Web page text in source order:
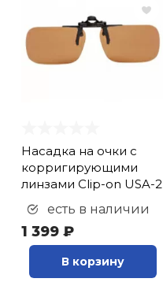
Насадка на очки с
корригирующими
линзами Clip-on USA-2
есть в наличии
1 399 ₽
В корзину